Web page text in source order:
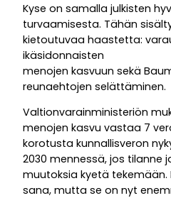
Kyse on samalla julkisten
turvaamisesta. Tähän
kietoutuvaa haastetta:
ikäsidonnaisten
menojen kasvuun sekä
reunaehtojen selättäminen.
Valtionvarainministeriön
menojen kasvu vastaa 7
korotusta kunnallisveron
2030 mennessä, jos tilanne
muutoksia kyetä tekemään.
sana, mutta se on nyt